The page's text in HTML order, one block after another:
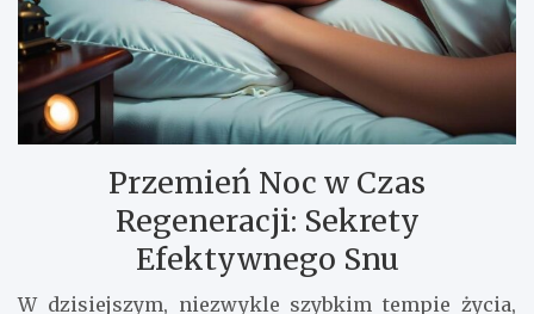
Przemień Noc w Czas
Regeneracji: Sekrety
Efektywnego Snu
W dzisiejszym, niezwykle szybkim tempie życia,